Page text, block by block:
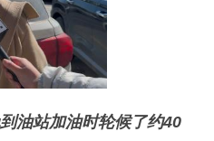
油站加油时轮候了约40